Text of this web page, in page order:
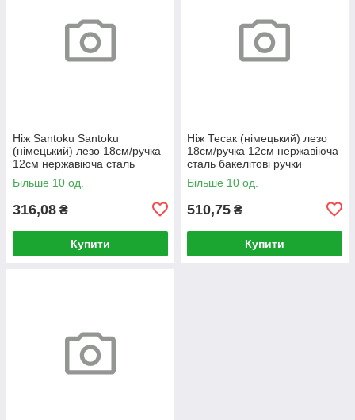
Ніж Santoku Santoku
(німецький) лезо 18см/ручка
12см нержавіюча сталь
бакелітові ручки KAMILLE
Більше 10 од.
316,08 ₴
Купити
Ніж Тесак (німецький) лезо
18см/ручка 12см нержавіюча
сталь бакелітові ручки
KAMILLE
Більше 10 од.
510,75 ₴
Купити